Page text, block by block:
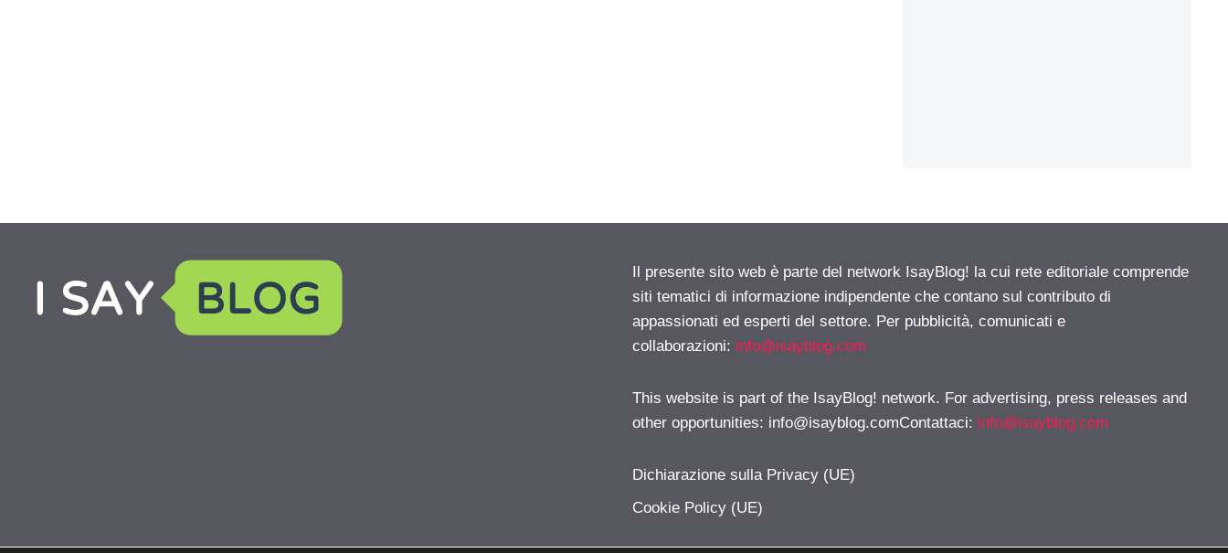
Il presente sito web è parte del network IsayBlog! la cui rete editoriale comprende
siti tematici di informazione indipendente che contano sul contributo di
appassionati ed esperti del settore. Per pubblicità, comunicati e
collaborazioni: info@isayblog.com
This website is part of the IsayBlog! network. For advertising, press releases and
other opportunities: info@isayblog.comContattaci: info@isayblog.com
Dichiarazione sulla Privacy (UE)
Cookie Policy (UE)